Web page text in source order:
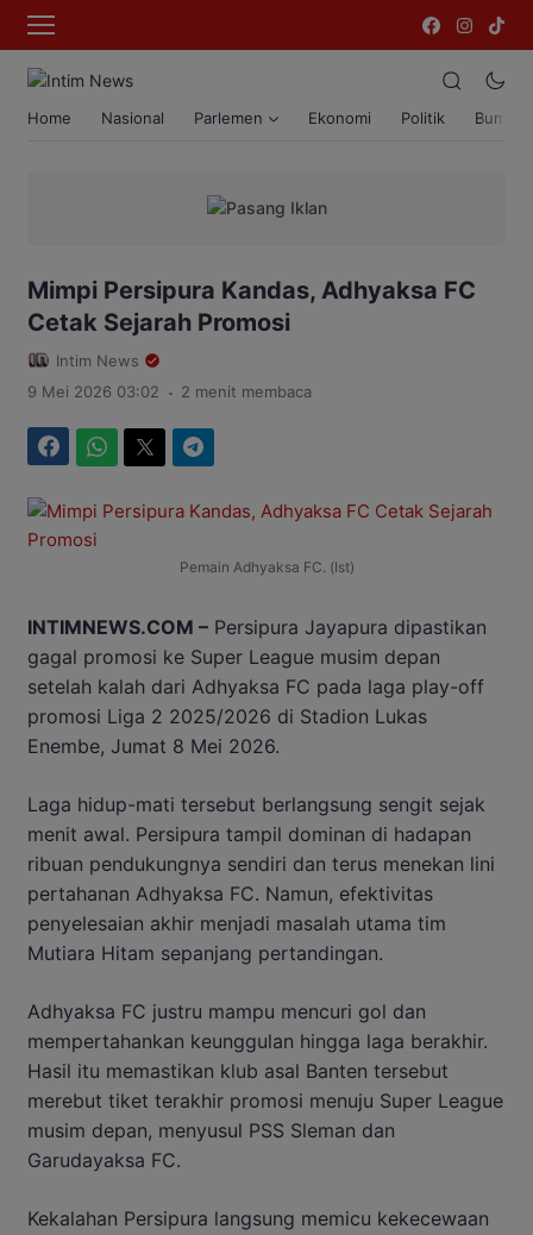
Home Nasional Parlemen Ekonomi Politik Bumi
Mimpi Persipura Kandas, Adhyaksa FC
Cetak Sejarah Promosi
Intim News
9 Mei 2026 03:02 . 2 menit membaca
Pemain Adhyaksa FC. (Ist)
INTIMNEWS.COM – Persipura Jayapura dipastikan
gagal promosi ke Super League musim depan
setelah kalah dari Adhyaksa FC pada laga play-off
promosi Liga 2 2025/2026 di Stadion Lukas
Enembe, Jumat 8 Mei 2026.
Laga hidup-mati tersebut berlangsung sengit sejak
menit awal. Persipura tampil dominan di hadapan
ribuan pendukungnya sendiri dan terus menekan lini
pertahanan Adhyaksa FC. Namun, efektivitas
penyelesaian akhir menjadi masalah utama tim
Mutiara Hitam sepanjang pertandingan.
Adhyaksa FC justru mampu mencuri gol dan
mempertahankan keunggulan hingga laga berakhir.
Hasil itu memastikan klub asal Banten tersebut
merebut tiket terakhir promosi menuju Super League
musim depan, menyusul PSS Sleman dan
Garudayaksa FC.
Kekalahan Persipura langsung memicu kekecewaan